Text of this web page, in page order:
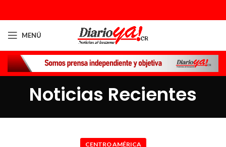
MENÚ
Noticias Recientes
CENTRO AMÉRICA